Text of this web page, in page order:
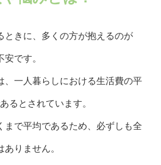
ときに、多くの方が抱えるのが
安です。
、一人暮らしにおける生活費の平
るとされています。
まで平均であるため、必ずしも全
りません。